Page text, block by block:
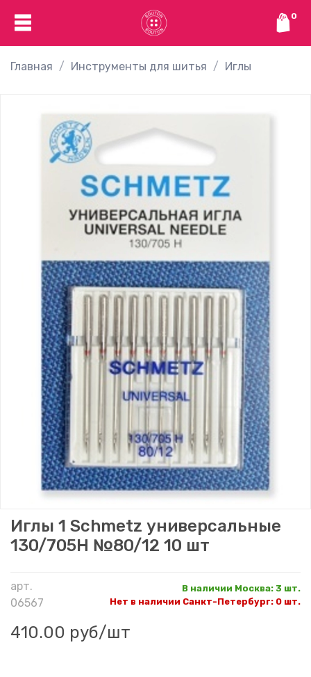
0
Главная Инструменты для шитья Иглы
арт.
06567
В наличии Москва: 3 шт.
Нет в наличии Санкт-Петербург: 0 шт.
Иглы 1 Schmetz универсальные
130/705H №80/12 10 шт
410.00 руб/шт